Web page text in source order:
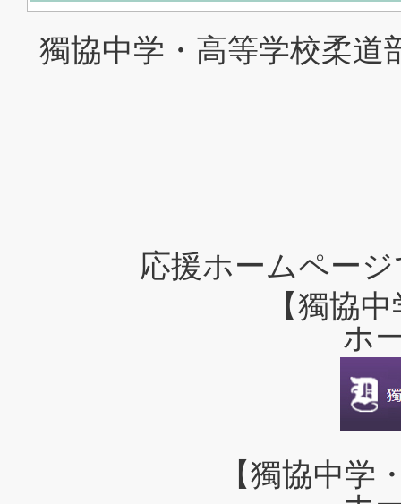
獨協中学・高等学校柔道
応援ホームペー
【獨協
ホ
【獨協中学